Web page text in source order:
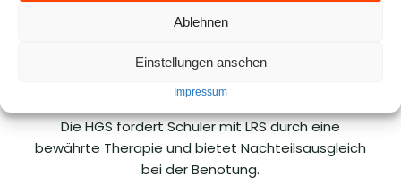
Ablehnen
Einstellungen ansehen
Impressum
Lese- Rechtschreibschwäche
Die HGS fördert Schüler mit LRS durch eine
bewährte Therapie und bietet Nachteilsausgleich
bei der Benotung.